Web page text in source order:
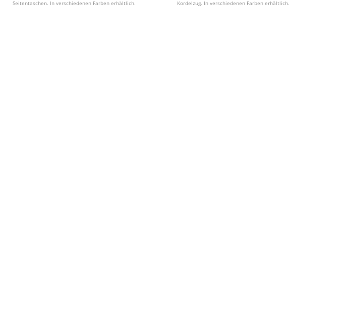
Seitentaschen. In verschiedenen Farben erhältlich.
Kordelzug. In verschiedenen Farben erhältlich.